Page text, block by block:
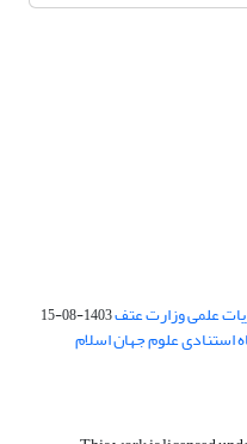
علمی وزارت عتف1403-08-15
استنادی علوم جهان اسلام